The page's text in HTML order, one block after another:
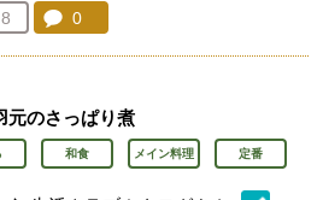
お気に入り登録：
8
人が登録
コメント：
0
元のさっぱり煮
和食 メイン料理 定番